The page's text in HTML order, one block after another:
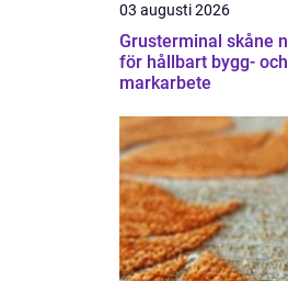
03 augusti 2026
Grusterminal skåne navet
för hållbart bygg- och
markarbete